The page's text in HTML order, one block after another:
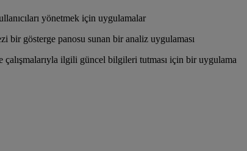
yönetmek için uygulamalar
gösterge panosu sunan bir analiz uygulaması
çalışmalarıyla ilgili güncel bilgileri tutması için bir uygulama